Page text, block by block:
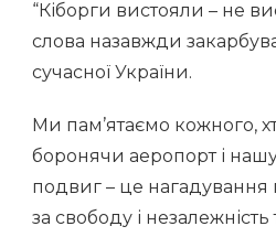
“Кіборги вистояли – не
слова назавжди
сучасної України.
Ми пам’ятаємо кожного,
боронячи аеропорт і нашу
подвиг – це нагадування
за свободу і